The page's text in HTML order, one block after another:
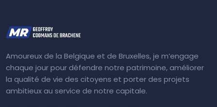
Amoureux de la Belgique et de Bruxelles, je m’engage
chaque jour pour défendre notre patrimoine, améliorer
la qualité de vie des citoyens et porter des projets
ambitieux au service de notre capitale.